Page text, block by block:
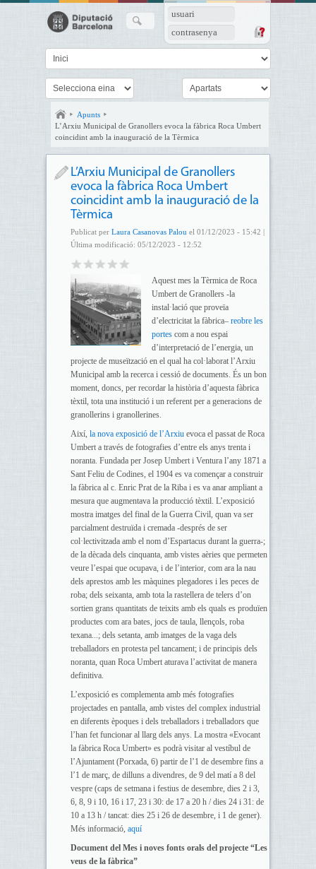
usuari
contrasenya
Apunts
L’Arxiu Municipal de Granollers evoca la fàbrica Roca Umbert
coincidint amb la inauguració de la Tèrmica
L’Arxiu Municipal de Granollers
evoca la fàbrica Roca Umbert
coincidint amb la inauguració de la
Tèrmica
Publicat per Laura Casanovas Palou el 01/12/2023 - 15:42 |
Última modificació: 05/12/2023 - 12:52
Aquest mes la Tèrmica de Roca
Umbert de Granollers -la
instal·lació que proveïa
d’electricitat la fàbrica–reobre les
portescom a nou espai
d’interpretació de l’energia, un
projecte de museïtzació en el qual ha col·laborat l’Arxiu
Municipal amb la recerca i cessió de documents. És un bon
moment, doncs, per recordar la història d’aquesta fàbrica
tèxtil, tota una institució i un referent per a generacions de
granollerins i granollerines.
Així, la nova exposició de l’Arxiu evoca el passat de Roca
Umbert a través de fotografies d’entre els anys trenta i
noranta. Fundada per Josep Umbert i Ventura l’any 1871 a
Sant Feliu de Codines, el 1904 es va començar a construir
la fàbrica al c. Enric Prat de la Riba i es va anar ampliant a
mesura que augmentava la producció tèxtil. L’exposició
mostra imatges del final de la Guerra Civil, quan va ser
parcialment destruïda i cremada -després de ser
col·lectivitzada amb el nom d’Espartacus durant la guerra-;
de la dècada dels cinquanta, amb vistes aèries que permeten
veure l’espai que ocupava, i de l’interior, com ara la nau
dels aprestos amb les màquines plegadores i les peces de
roba; dels seixanta, amb tota la rastellera de telers d’on
sortien grans quantitats de teixits amb els quals es produïen
productes com ara bates, jocs de taula, llençols, roba
texana...; dels setanta, amb imatges de la vaga dels
treballadors en protesta pel tancament; i de principis dels
noranta, quan Roca Umbert aturava l’activitat de manera
definitiva.
L’exposició es complementa amb més fotografies
projectades en pantalla, amb vistes del complex industrial
en diferents èpoques i dels treballadors i treballadors que
l’han fet funcionar al llarg dels anys. La mostra «Evocant
la fàbrica Roca Umbert» es podrà visitar al vestíbul de
l’Ajuntament (Porxada, 6) partir de l’1 de desembre fins a
l’1 de març, de dilluns a divendres, de 9 del matí a 8 del
vespre (caps de setmana i festius de desembre, dies 2 i 3,
6, 8, 9 i 10, 16 i 17, 23 i 30: de 17 a 20 h / dies 24 i 31: de
10 a 13 h / tancat: dies 25 i 26 de desembre, i 1 de gener).
Més informació, aquí
Document del Mes i noves fonts orals del projecte “Les
veus de la fàbrica”